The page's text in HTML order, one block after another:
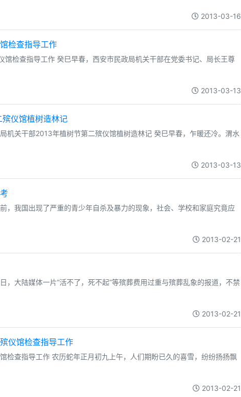
2013-03-16
检查指导工作
馆检查指导工作 癸巳早春，西安市民政局机关干部在党委书记、局长王尊
2013-03-13
仪馆植树造林记
关干部2013年植树节第二殡仪馆植树造林记 癸巳早春，乍暖还冷。渭水
2013-03-13
，我国出现了严重的青少年自杀及暴力的现象，社会、学校和家庭究竟应
2013-02-21
，大陆媒体一片“活不了，死不起”等殡葬费用过重与殡葬乱象的报道，不禁
2013-02-21
仪馆检查指导工作
检查指导工作 农历蛇年正月初九上午，人们期盼已久的喜雪，纷纷扬扬飘
2013-02-21